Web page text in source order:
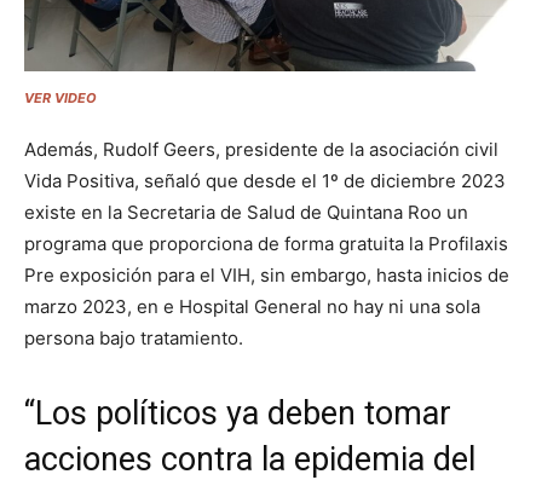
VER VIDEO
Además, Rudolf Geers, presidente de la asociación civil
Vida Positiva, señaló que desde el 1º de diciembre 2023
existe en la Secretaria de Salud de Quintana Roo un
programa que proporciona de forma gratuita la Profilaxis
Pre exposición para el VIH, sin embargo, hasta inicios de
marzo 2023, en e Hospital General no hay ni una sola
persona bajo tratamiento.
“Los políticos ya deben tomar
acciones contra la epidemia del